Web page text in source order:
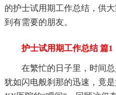
的护士试用期工作总结，供
到有需要的朋友。
护士试用期工作总结 篇1
在繁忙的日子里，时间
犹如闪电般刹那的迅速，竟